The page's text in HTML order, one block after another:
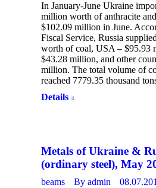
In January-June Ukraine
million worth of anthracite
$102.09 million in June.
Fiscal Service, Russia
worth of coal, USA – $95.93
$43.28 million, and other
million. The total volume of
reached 7779.35 thousand
Details
Metals of Ukraine &
(ordinary steel), May
beams By admin